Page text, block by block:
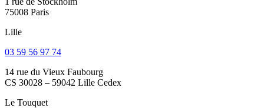
75008 Paris
Lille
03 59 56 97 74
14 rue du Vieux Faubourg
CS 30028 – 59042 Lille Cedex
Le Touquet